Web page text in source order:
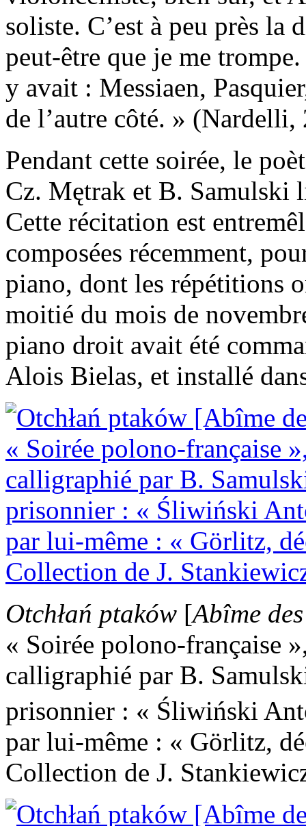
soliste. C’est à peu près
peut-être que je me
y avait : Messiaen,
de l’autre côté. »
Pendant cette soirée, le
Cz. Mętrak et B. Samulski
Cette récitation est
composées récemment,
piano, dont les répétitions
moitié du mois de
piano droit avait été
Alois Bielas, et installé
Otchłań ptaków [Abîme
« Soirée polono-française
calligraphié par B.
prisonnier : « Śliwiński
par lui-même : « Görlitz,
Collection de J.